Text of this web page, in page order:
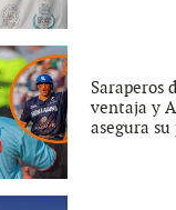
Saraperos
ventaja y
asegura su